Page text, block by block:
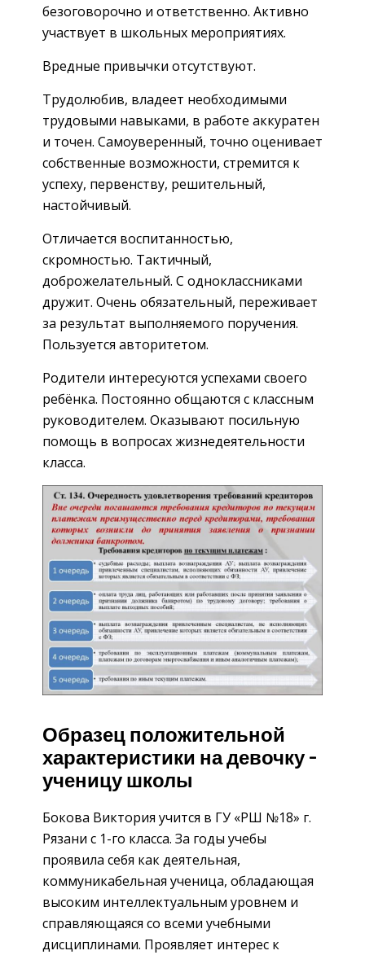
безоговорочно и ответственно. Активно
участвует в школьных мероприятиях.
Вредные привычки отсутствуют.
Трудолюбив, владеет необходимыми
трудовыми навыками, в работе аккуратен
и точен. Самоуверенный, точно оценивает
собственные возможности, стремится к
успеху, первенству, решительный,
настойчивый.
Отличается воспитанностью,
скромностью. Тактичный,
доброжелательный. С одноклассниками
дружит. Очень обязательный, переживает
за результат выполняемого поручения.
Пользуется авторитетом.
Родители интересуются успехами своего
ребёнка. Постоянно общаются с классным
руководителем. Оказывают посильную
помощь в вопросах жизнедеятельности
класса.
Образец положительной
характеристики на девочку –
ученицу школы
Бокова Виктория учится в ГУ «РШ №18» г.
Рязани с 1-го класса. За годы учебы
проявила себя как деятельная,
коммуникабельная ученица, обладающая
высоким интеллектуальным уровнем и
справляющаяся со всеми учебными
дисциплинами. Проявляет интерес к